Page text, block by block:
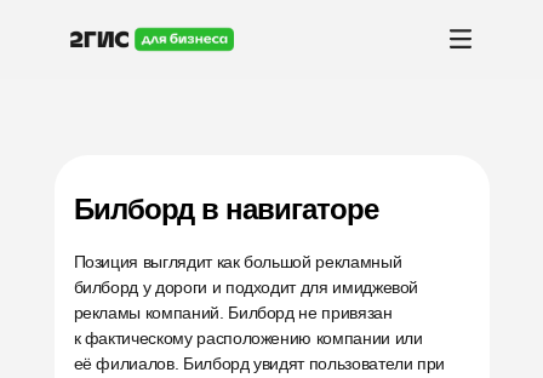
Билборд в навигаторе
Позиция выглядит как большой рекламный
билборд у дороги и подходит для имиджевой
рекламы компаний. Билборд не привязан
к фактическому расположению компании или
её филиалов. Билборд увидят пользователи при